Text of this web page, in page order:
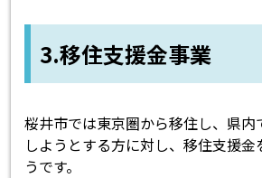
3.移住支援金事業
桜井市では東京圏から移住し、県内
しようとする方に対し、移住支援金
うです。